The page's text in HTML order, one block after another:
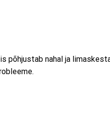
põhjustab nahal ja